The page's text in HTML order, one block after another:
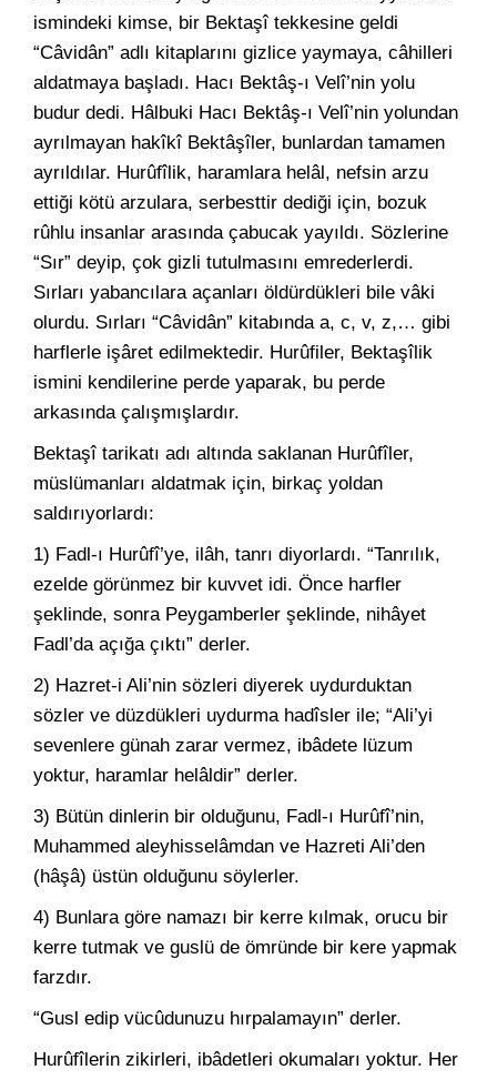
ismindeki kimse, bir Bektaşî tekkesine geldi
“Câvidân” adlı kitaplarını gizlice yaymaya, câhilleri
aldatmaya başladı. Hacı Bektâş-ı Velî’nin yolu
budur dedi. Hâlbuki Hacı Bektâş-ı Velî’nin yolundan
ayrılmayan hakîkî Bektâşîler, bunlardan tamamen
ayrıldılar. Hurûfîlik, haramlara helâl, nefsin arzu
ettiği kötü arzulara, serbesttir dediği için, bozuk
rûhlu insanlar arasında çabucak yayıldı. Sözlerine
“Sır” deyip, çok gizli tutulmasını emrederlerdi.
Sırları yabancılara açanları öldürdükleri bile vâki
olurdu. Sırları “Câvidân” kitabında a, c, v, z,… gibi
harflerle işâret edilmektedir. Hurûfiler, Bektaşîlik
ismini kendilerine perde yaparak, bu perde
arkasında çalışmışlardır.
Bektaşî tarikatı adı altında saklanan Hurûfîler,
müslümanları aldatmak için, birkaç yoldan
saldırıyorlardı:
1) Fadl-ı Hurûfî’ye, ilâh, tanrı diyorlardı. “Tanrılık,
ezelde görünmez bir kuvvet idi. Önce harfler
şeklinde, sonra Peygamberler şeklinde, nihâyet
Fadl’da açığa çıktı” derler.
2) Hazret-i Ali’nin sözleri diyerek uydurduktan
sözler ve düzdükleri uydurma hadîsler ile; “Ali’yi
sevenlere günah zarar vermez, ibâdete lüzum
yoktur, haramlar helâldir” derler.
3) Bütün dinlerin bir olduğunu, Fadl-ı Hurûfî’nin,
Muhammed aleyhisselâmdan ve Hazreti Ali’den
(hâşâ) üstün olduğunu söylerler.
4) Bunlara göre namazı bir kerre kılmak, orucu bir
kerre tutmak ve guslü de ömründe bir kere yapmak
farzdır.
“Gusl edip vücûdunuzu hırpalamayın” derler.
Hurûfîlerin zikirleri, ibâdetleri okumaları yoktur. Her